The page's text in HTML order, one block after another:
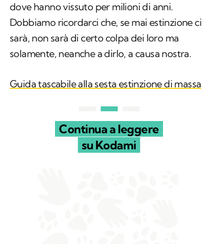
dove hanno vissuto per milioni di anni.
Dobbiamo ricordarci che, se mai estinzione ci
sarà, non sarà di certo colpa dei loro ma
solamente, neanche a dirlo, a causa nostra.
Guida tascabile alla sesta estinzione di massa
Continua a leggere
su Kodami